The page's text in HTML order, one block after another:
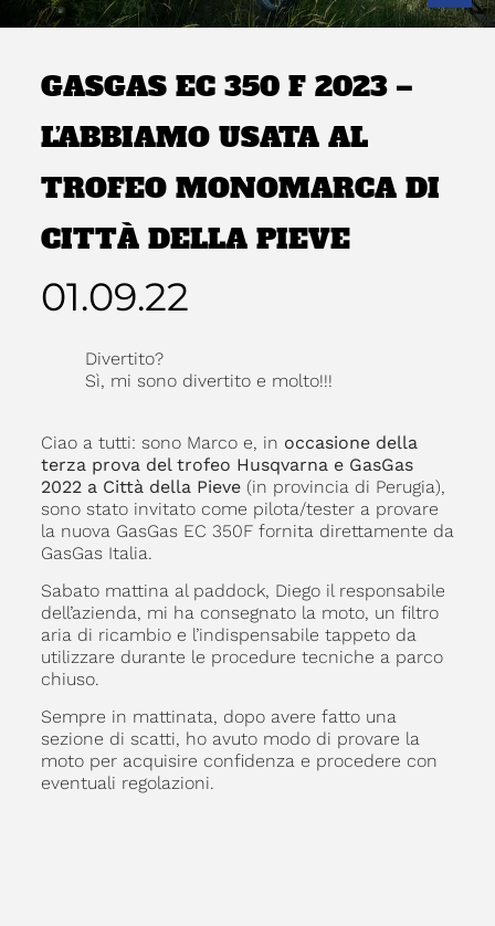
GASGAS EC 350 F 2023 –
L’ABBIAMO USATA AL
TROFEO MONOMARCA DI
CITTÀ DELLA PIEVE
01.09.22
Divertito?
Sì, mi sono divertito e molto!!!
Ciao a tutti: sono Marco e, in occasione della
terza prova del trofeo Husqvarna e GasGas
2022 a Città della Pieve(in provincia di Perugia),
sono stato invitato come pilota/tester a provare
la nuova GasGas EC 350F fornita direttamente da
GasGas Italia.
Sabato mattina al paddock, Diego il responsabile
dell’azienda, mi ha consegnato la moto, un filtro
aria di ricambio e l’indispensabile tappeto da
utilizzare durante le procedure tecniche a parco
chiuso.
Sempre in mattinata, dopo avere fatto una
sezione di scatti, ho avuto modo di provare la
moto per acquisire confidenza e procedere con
eventuali regolazioni.